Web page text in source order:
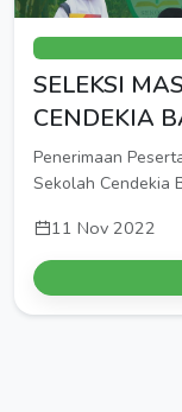
SELEKSI
CENDEKIA
Penerimaan
Sekolah Cendekia
11 Nov 2022